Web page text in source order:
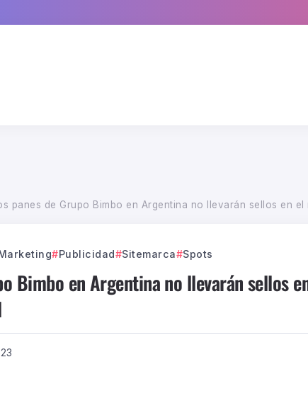
panes de Grupo Bimbo en Argentina no llevarán sellos en
Publicidad Sitemarca Spots
Bimbo en Argentina no llevarán sellos